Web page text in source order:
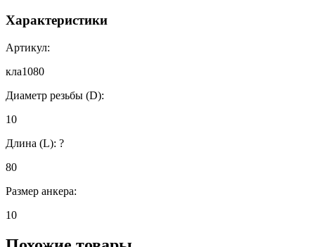
Характеристики
Артикул:
кла1080
Диаметр резьбы (D):
10
Длина (L): ?
80
Размер анкера:
10